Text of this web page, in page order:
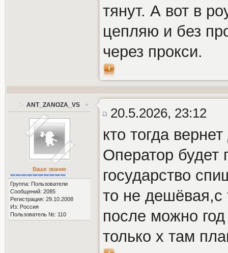
тянут. А вот в
цепляю и без
через прокси.
ANT_ZANOZA_VS
Ваше звание
Группа: Пользователи
Сообщений: 2085
Регистрация: 29.10.2008
Из: Россия
Пользователь №: 110
20.5.2026, 23:12
кто тогда
Оператор будет
государство
то не дешёвая,с
после можно
только х там